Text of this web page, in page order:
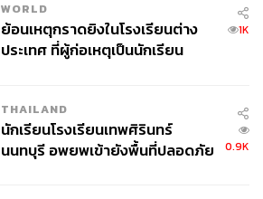
ABOUT THE AUTHOR
THE STANDARD WEALTH ผู้เสพติดโลก
ธุรกิจ การตลาด เทคโนโลยี และชอบสำรวจ
โลกออฟไลน์และออนไลน์มาถอดรหัสความ
เคลื่อนไหวให้เป็นเรื่องเข้าใจง่าย สนุก และได้
ไอเดียใหม่ๆ
WORLD
ย้อนเหตุกราดยิงในโรงเรียนต่าง
ประเทศ ที่ผู้ก่อเหตุเป็นนักเรียน
1K
THAILAND
นักเรียนโรงเรียนเทพศิรินทร์
นนทบุรี อพยพเข้ายังพื้นที่ปลอดภัย
0.9K